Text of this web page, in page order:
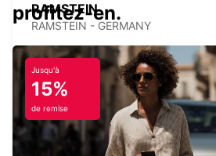
RAMSTEIN
RAMSTEIN - GERMANY
IDAR OBERSTEIN
IDAR OBERSTEIN - GERMANY
profitez-en.
Jusqu'à
15%
de remise